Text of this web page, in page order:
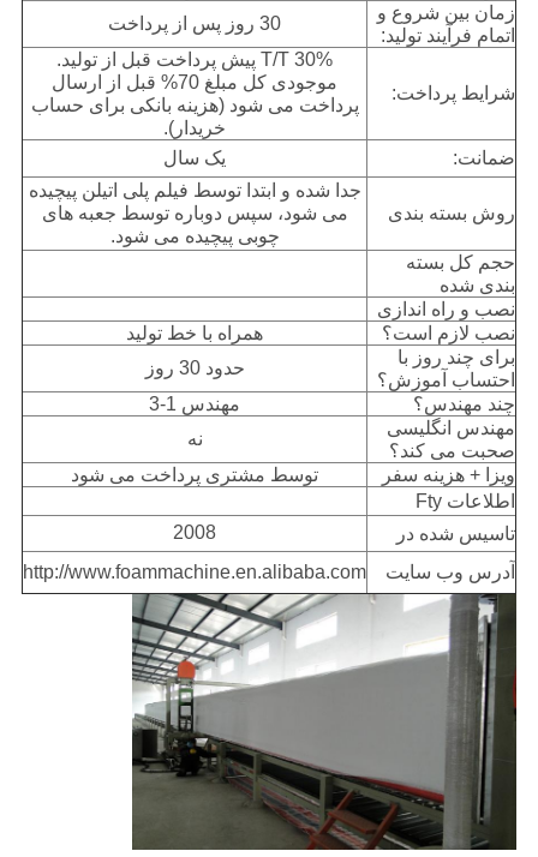
زمان بین شروع و
اتمام فرآیند تولید:
30 روز پس از پرداخت
شرایط پرداخت:
T/T 30% پیش پرداخت قبل از تولید.
موجودی کل مبلغ 70% قبل از ارسال
پرداخت می شود (هزینه بانکی برای حساب
خریدار).
ضمانت:
یک سال
روش بسته بندی
جدا شده و ابتدا توسط فیلم پلی اتیلن پیچیده
می شود، سپس دوباره توسط جعبه های
چوبی پیچیده می شود.
حجم کل بسته
بندی شده
نصب و راه اندازی
نصب لازم است؟
همراه با خط تولید
برای چند روز با
احتساب آموزش؟
حدود 30 روز
چند مهندس؟
مهندس 1-3
مهندس انگلیسی
صحبت می کند؟
نه
ویزا + هزینه سفر
توسط مشتری پرداخت می شود
اطلاعات Fty
تاسیس شده در
2008
آدرس وب سایت
http://www.foammachine.en.alibaba.com